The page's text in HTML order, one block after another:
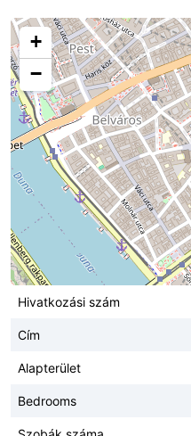
+
−
Hivatkozási szám
Cím
Alapterület
Bedrooms